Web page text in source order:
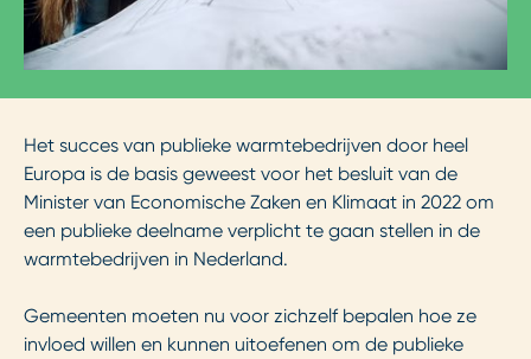
Het succes van publieke warmtebedrijven door heel
Europa is de basis geweest voor het besluit van de
Minister van Economische Zaken en Klimaat in 2022 om
een publieke deelname verplicht te gaan stellen in de
warmtebedrijven in Nederland.
Gemeenten moeten nu voor zichzelf bepalen hoe ze
invloed willen en kunnen uitoefenen om de publieke